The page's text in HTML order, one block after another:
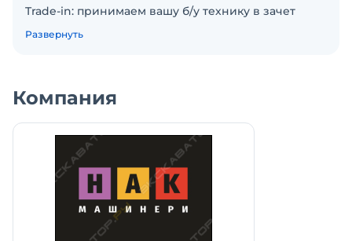
Trade-in: принимаем вашу б/у технику в зачет
стоимости новой.
Рабочий вес, кг – 12275
Высота подъема, м – 17,5
Горизонтальный вылет, м – 13,1
Двигатель - Perkins (Tier III), л.с. – 99
Габариты (ДxШxВ), мм – 6 280 х 2 442 х 2 677
Радиус разворота, м – 4,2
Скорость движения (передний ход), км/ч – 30
Скорость движения (задний ход), км/ч – 20
Развернуть
Компания